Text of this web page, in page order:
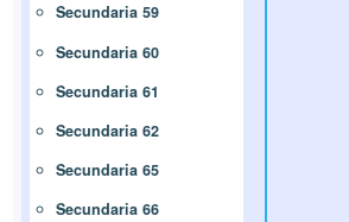
Secundaria 59
Secundaria 60
Secundaria 61
Secundaria 62
Secundaria 65
Secundaria 66